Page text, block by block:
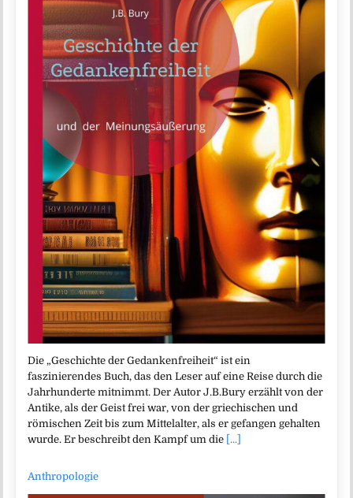
Die „Geschichte der Gedankenfreiheit“ ist ein
faszinierendes Buch, das den Leser auf eine Reise durch die
Jahrhunderte mitnimmt. Der Autor J.B.Bury erzählt von der
Antike, als der Geist frei war, von der griechischen und
römischen Zeit bis zum Mittelalter, als er gefangen gehalten
wurde. Er beschreibt den Kampf um die [...]
Anthropologie